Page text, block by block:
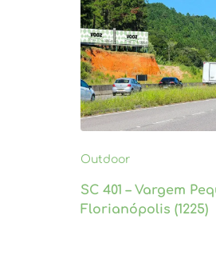
Outdoor
SC 401 – Vargem
Florianópolis (1225)